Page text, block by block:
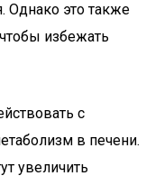
это также
избежать
с
в печени.
увеличить